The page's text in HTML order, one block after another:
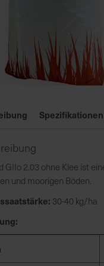
Spezifikationen
GIIo 2.03 ohne Klee ist
und moorigen Böden.
30-40 kg/ha